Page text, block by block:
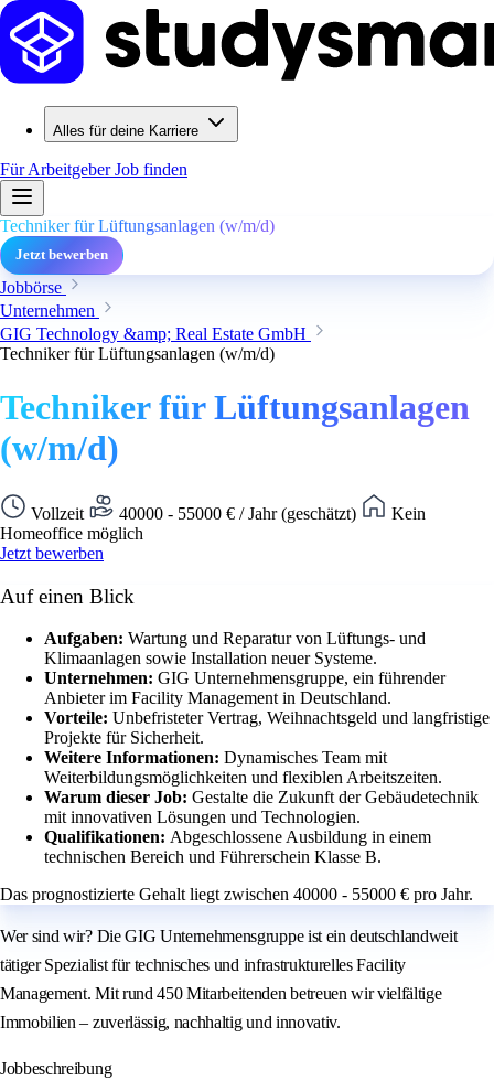
Alles für deine Karriere
Für ArbeitgeberJob finden
Techniker für Lüftungsanlagen (w/m/d)
Jetzt bewerben
Jobbörse
Unternehmen
GIG Technology &amp; Real Estate GmbH
Techniker für Lüftungsanlagen (w/m/d)
Techniker für Lüftungsanlagen
(w/m/d)
Vollzeit 40000 - 55000 € / Jahr (geschätzt)
Kein
Homeoffice möglich
Jetzt bewerben
Auf einen Blick
Aufgaben: Wartung und Reparatur von Lüftungs- und
Klimaanlagen sowie Installation neuer Systeme.
Unternehmen: GIG Unternehmensgruppe, ein führender
Anbieter im Facility Management in Deutschland.
Vorteile: Unbefristeter Vertrag, Weihnachtsgeld und langfristige
Projekte für Sicherheit.
Weitere Informationen: Dynamisches Team mit
Weiterbildungsmöglichkeiten und flexiblen Arbeitszeiten.
Warum dieser Job: Gestalte die Zukunft der Gebäudetechnik
mit innovativen Lösungen und Technologien.
Qualifikationen: Abgeschlossene Ausbildung in einem
technischen Bereich und Führerschein Klasse B.
Das prognostizierte Gehalt liegt zwischen 40000 - 55000 € pro Jahr.
Wer sind wir? Die GIG Unternehmensgruppe ist ein deutschlandweit
tätiger Spezialist für technisches und infrastrukturelles Facility
Management. Mit rund 450 Mitarbeitenden betreuen wir vielfältige
Immobilien – zuverlässig, nachhaltig und innovativ.
Jobbeschreibung